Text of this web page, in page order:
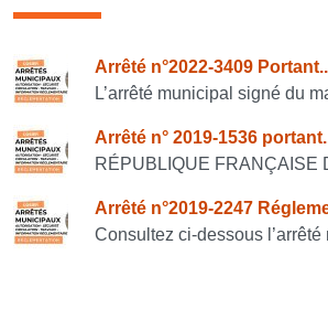
Consulter également
Arrêté n°2022-3409
L’arrêté municipal signé du
Arrêté n° 2019-1536
RÉPUBLIQUE FRANÇAISE
Arrêté n°2019-2247
Consultez ci-dessous l’arrêté